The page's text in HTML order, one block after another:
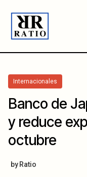
Internacionales
Banco de
y reduce
octubre
by Ratio